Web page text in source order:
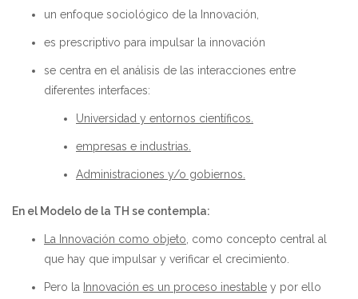
un enfoque sociológico de la Innovación,
es prescriptivo para impulsar la innovación
se centra en el análisis de las interacciones entre
diferentes interfaces:
Universidad y entornos científicos.
empresas e industrias.
Administraciones y/o gobiernos.
En el Modelo de la TH se contempla:
La Innovación como objeto , como concepto central al
que hay que impulsar y verificar el crecimiento.
Pero la Innovación es un proceso inestable y por ello